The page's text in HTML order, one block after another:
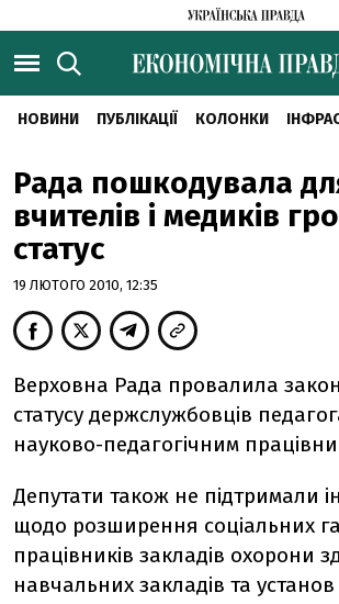
НОВИНИ ПУБЛІКАЦІЇ КОЛОНКИ
Рада пошкодувала
вчителів і медиків
статус
19 ЛЮТОГО 2010, 12:35
Верховна Рада провалила
статусу держслужбовців
науково-педагогічним
Депутати також не підтримали
щодо розширення соціальних
працівників закладів охорони
навчальних закладів та установ